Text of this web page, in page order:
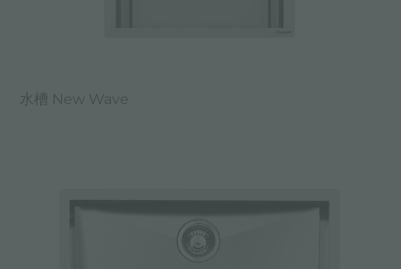
水槽 New Wave